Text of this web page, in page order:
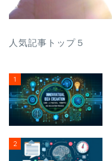
人気記事トップ５
1
2